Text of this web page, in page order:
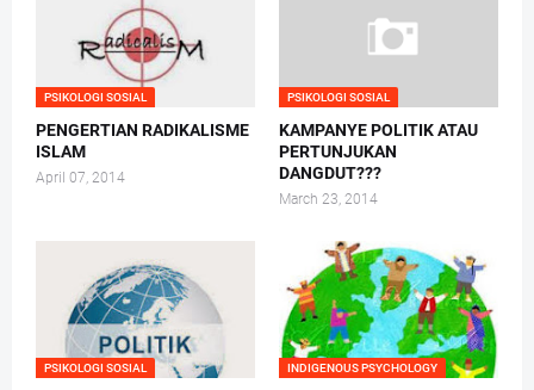
PSIKOLOGI SOSIAL
PENGERTIAN RADIKALISME
ISLAM
April 07, 2014
PSIKOLOGI SOSIAL
KAMPANYE POLITIK ATAU
PERTUNJUKAN
DANGDUT???
March 23, 2014
PSIKOLOGI SOSIAL INDIGENOUS PSYCHOLOGY